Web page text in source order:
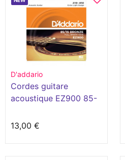
D'addario
Cordes guitare
acoustique EZ900 85-
13,00 €